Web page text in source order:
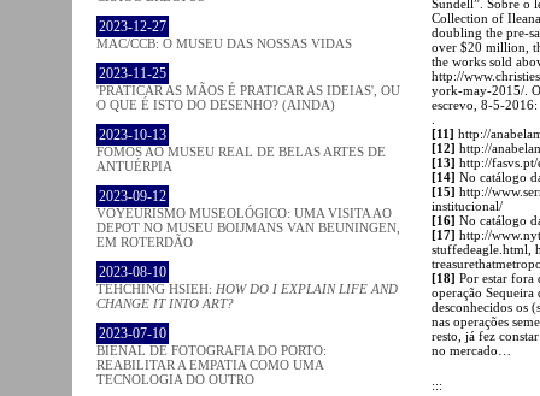
2023-12-27
MAC/CCB: O MUSEU DAS NOSSAS VIDAS
2023-11-25
'PRATICAR AS MÃOS É PRATICAR AS IDEIAS', OU
O QUE É ISTO DO DESENHO? (AINDA)
2023-10-13
FOMOS AO MUSEU REAL DE BELAS ARTES DE
ANTUÉRPIA
2023-09-12
VOYEURISMO MUSEOLÓGICO: UMA VISITA AO
DEPOT NO MUSEU BOIJMANS VAN BEUNINGEN,
EM ROTERDÃO
2023-08-10
TEHCHING HSIEH: HOW DO I EXPLAIN LIFE AND
CHANGE IT INTO ART?
2023-07-10
BIENAL DE FOTOGRAFIA DO PORTO:
REABILITAR A EMPATIA COMO UMA
TECNOLOGIA DO OUTRO
Sundell”. Sobre o
Collection of
doubling the pre-
over $20 million,
the works sold
http://
york-may-2015/.
escrevo, 8-5-
[11] http://
[12] http://
[13] http://
[14] No catálogo
[15] http://
institucional/
[16] No catálogo
[17] http://
stuffed­eagle.html,
[18] Por estar fora
operação
desconhecidos os
nas operações
resto, já fez
no mercado…
:::